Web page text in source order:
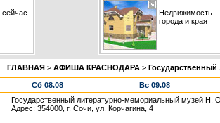
сейчас
Недвижимость
города и края
ГЛАВНАЯ > АФИША КРАСНОДАРА >
Сб 08.08 Вс 09.08
Государственный литературно-мемориальный музей Н.
Адрес: 354000, г. Сочи, ул. Корчагина, 4